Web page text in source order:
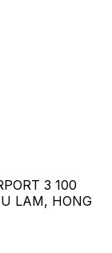
3 100
LAM, HONG